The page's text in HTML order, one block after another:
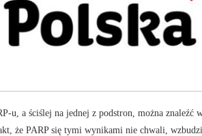
u, a ściślej na jednej z podstron, można
że PARP się tymi wynikami nie chwali,